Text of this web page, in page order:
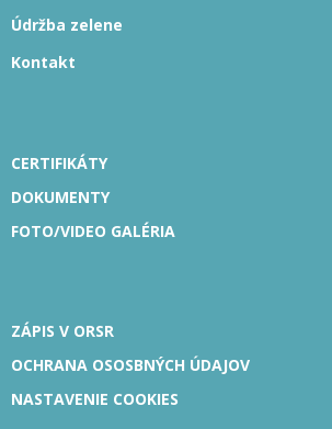
Údržba zelene
Kontakt
CERTIFIKÁTY
DOKUMENTY
FOTO/VIDEO GALÉRIA
ZÁPIS V ORSR
OCHRANA OSOSBNÝCH ÚDAJOV
NASTAVENIE COOKIES